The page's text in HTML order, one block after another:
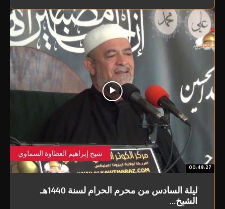
شيخ إبراهيم العطاوة السماوي
00:48:27
ليلة السادس من محرم الحرام لسنة 1440هـ
الشيخ...